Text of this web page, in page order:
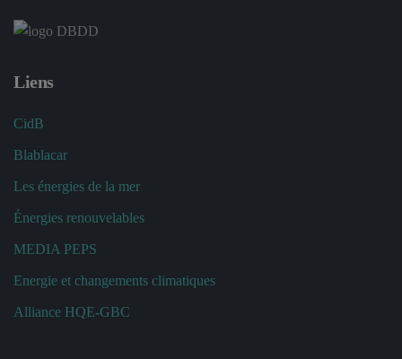
Liens
CidB
Blablacar
Les énergies de la mer
Énergies renouvelables
MEDIA PEPS
Energie et changements climatiques
Alliance HQE-GBC